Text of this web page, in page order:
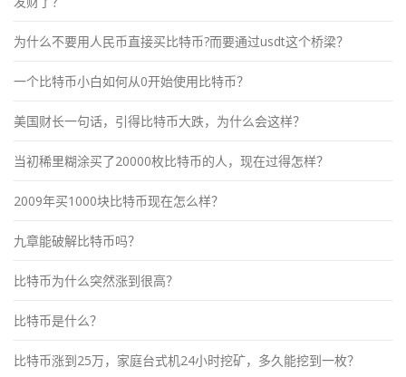
为什么不要用人民币直接买比特币?而要通过usdt这个桥梁？
一个比特币小白如何从0开始使用比特币？
美国财长一句话，引得比特币大跌，为什么会这样？
当初稀里糊涂买了20000枚比特币的人，现在过得怎样？
2009年买1000块比特币现在怎么样？
九章能破解比特币吗？
比特币为什么突然涨到很高？
比特币是什么？
比特币涨到25万，家庭台式机24小时挖矿，多久能挖到一枚？